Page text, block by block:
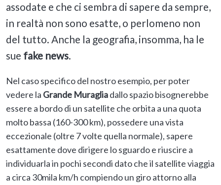
assodate e che ci sembra di sapere da sempre,
in realtà non sono esatte, o perlomeno non
del tutto. Anche la geografia, insomma, ha le
sue fake news.
Nel caso specifico del nostro esempio, per poter
vedere la Grande Muragliadallo spazio bisognerebbe
essere a bordo di un satellite che orbita a una quota
molto bassa (160-300 km), possedere una vista
eccezionale (oltre 7 volte quella normale), sapere
esattamente dove dirigere lo sguardo e riuscire a
individuarla in pochi secondi dato che il satellite viaggia
a circa 30mila km/h compiendo un giro attorno alla